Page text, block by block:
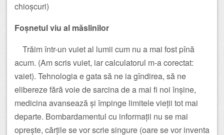
chioșcuri)
Foșnetul viu al măslinilor
Trăim într-un vuiet al lumii cum nu a mai fost pînă
acum. (Am scris vuiet, iar calculatorul m-a corectat:
vaiet). Tehnologia e gata să ne ia gîndirea, să ne
elibereze fără voie de sarcina de a mai fi noi înșine,
medicina avansează și împinge limitele vieții tot mai
departe. Bombardamentul cu informații nu se mai
oprește, cărțile se vor scrie singure (oare se vor inventa